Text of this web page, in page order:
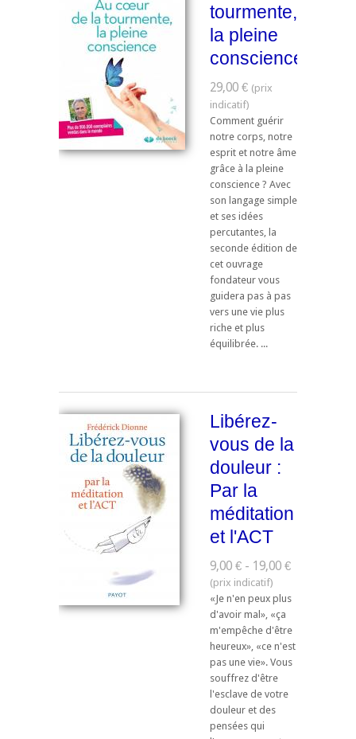
tourmente,
la pleine
conscience
29,00 €
Comment guérir
notre corps, notre
esprit et notre âme
grâce à la pleine
conscience ? Avec
son langage simple
et ses idées
percutantes, la
seconde édition de
cet ouvrage
fondateur vous
guidera pas à pas
vers une vie plus
riche et plus
équilibrée. ...
Libérez-
vous de la
douleur :
Par la
méditation
et l'ACT
9,00 € - 19,00 €
«Je n'en peux plus
d'avoir mal», «ça
m'empêche d'être
heureux», «ce n'est
pas une vie». Vous
souffrez d'être
l'esclave de votre
douleur et des
pensées qui